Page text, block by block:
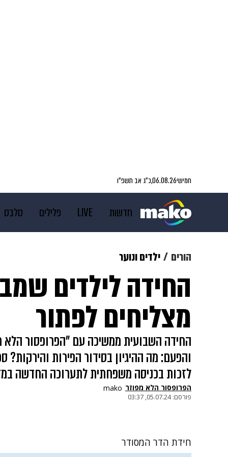
חמישי06.08.26,כ״ג אב תשפ״ו
חדשות LIVE פלילים סלבס
מוזיקה
דיגיטל גאווה ויוה משפט
הורים ילדים ונוער
החידה לילדים
מצליחים לפתור
החידה השבועית ממשיכה עם "הפרופסור
והפעם: מה ההיגיון בסידור הפירות והירקות?
לזכות בכניסה משפחתית לתערוכה החדשה
הפרופסור הלא מפוזר mako
פורסם:05.07.24, 03:37
חידת הדר המסודר